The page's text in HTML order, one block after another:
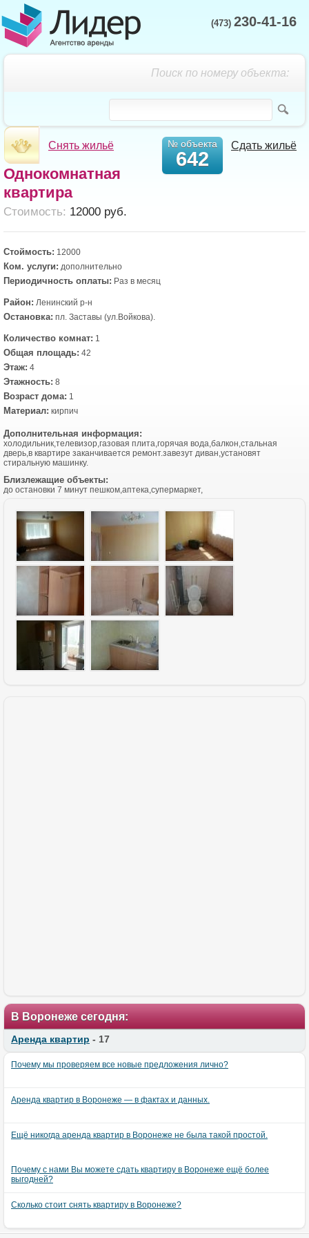
(473) 230-41-16
Поиск по номеру объекта:
Снять жильё Сдать жильё
№ объекта
642
Однокомнатная
квартира
Cтоимость: 12000 руб.
Стоймость: 12000
Ком. услуги: дополнительно
Периодичность оплаты: Раз в месяц
Район: Ленинский р-н
Остановка: пл. Заставы (ул.Войкова).
Количество комнат: 1
Общая площадь: 42
Этаж: 4
Этажность: 8
Возраст дома: 1
Материал: кирпич
Дополнительная информация:
холодильник,телевизор,газовая плита,горячая вода,балкон,стальная
дверь,в квартире заканчивается ремонт.завезут диван,установят
стиральную машинку.
Близлежащие объекты:
до остановки 7 минут пешком,аптека,супермаркет,
В Воронеже сегодня:
Аренда квартир - 17
Почему мы проверяем все новые предложения лично?
Аренда квартир в Воронеже — в фактах и данных.
Ещё никогда аренда квартир в Воронеже не была такой простой.
Почему с нами Вы можете сдать квартиру в Воронеже ещё более
выгодней?
Сколько стоит снять квартиру в Воронеже?